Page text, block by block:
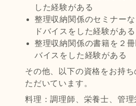
した経験がある
整理収納関係のセミナー
ドバイスをした経験がある
整理収納関係の書籍を２
バイスをした経験がある
その他、以下の資格をお持
ただいています。
料理：調理師、栄養士、管理